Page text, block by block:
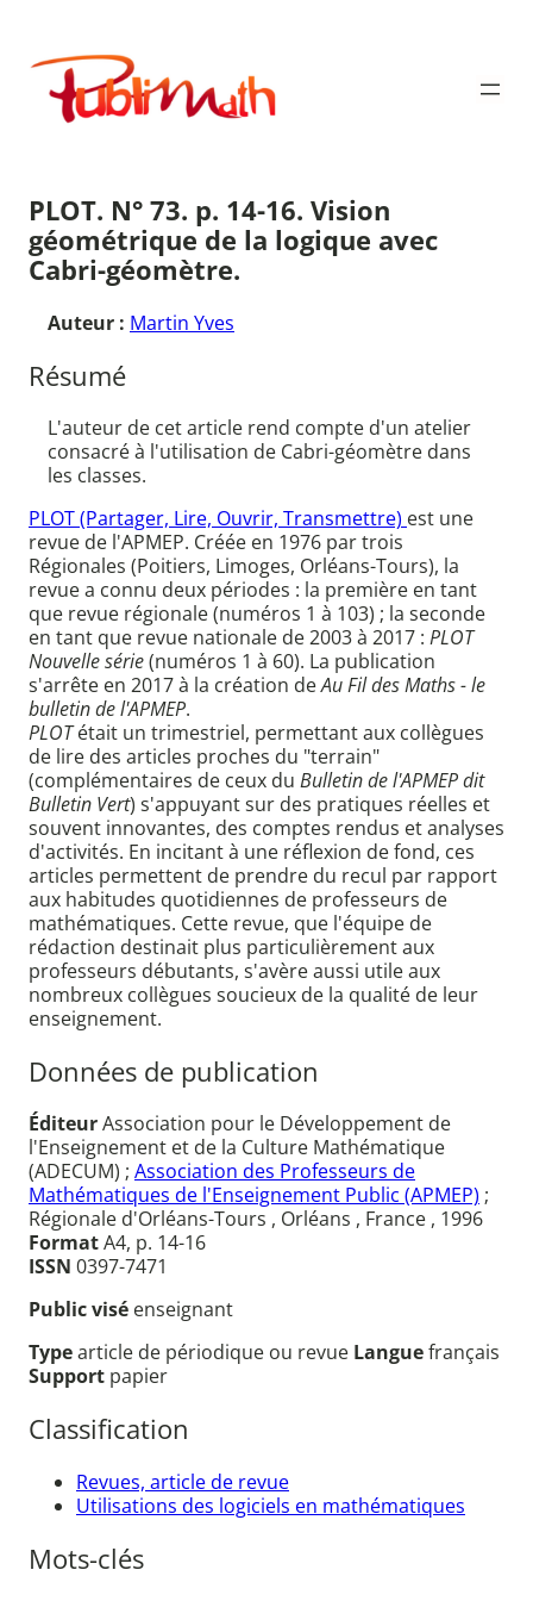
contenu
Publimath
PLOT. N° 73. p. 14-16. Vision
géométrique de la logique avec
Cabri-géomètre.
Auteur : Martin Yves
Résumé
L'auteur de cet article rend compte d'un atelier
consacré à l'utilisation de Cabri-géomètre dans
les classes.
PLOT (Partager, Lire, Ouvrir, Transmettre) est une
revue de l'APMEP. Créée en 1976 par trois
Régionales (Poitiers, Limoges, Orléans-Tours), la
revue a connu deux périodes : la première en tant
que revue régionale (numéros 1 à 103) ; la seconde
en tant que revue nationale de 2003 à 2017 : PLOT
Nouvelle série(numéros 1 à 60). La publication
s'arrête en 2017 à la création deAu Fil des Maths - le
bulletin de l'APMEP.
PLOTétait un trimestriel, permettant aux collègues
de lire des articles proches du "terrain"
(complémentaires de ceux du Bulletin de l'APMEP dit
Bulletin Vert) s'appuyant sur des pratiques réelles et
souvent innovantes, des comptes rendus et analyses
d'activités. En incitant à une réflexion de fond, ces
articles permettent de prendre du recul par rapport
aux habitudes quotidiennes de professeurs de
mathématiques. Cette revue, que l'équipe de
rédaction destinait plus particulièrement aux
professeurs débutants, s'avère aussi utile aux
nombreux collègues soucieux de la qualité de leur
enseignement.
Données de publication
ÉditeurAssociation pour le Développement de
l'Enseignement et de la Culture Mathématique
(ADECUM) ; Association des Professeurs de
Mathématiques de l'Enseignement Public (APMEP) ;
Régionale d'Orléans-Tours , Orléans , France , 1996
FormatA4, p. 14-16
ISSN 0397-7471
Public visé enseignant
Typearticle de périodique ou revue Languefrançais
Support papier
Classification
Revues, article de revue
Utilisations des logiciels en mathématiques
Mots-clés